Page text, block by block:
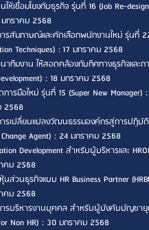
ให้เชื่อมโยงกับธุรกิจ รุ่นที่ 16 (Job Re-
มกราคม 2568
รสัมภาษณ์และคัดเลือกพนักงานใหม่ รุ่นที่
Techniques) : 17 มกราคม 2568
ทีมงาน ให้สอดคล้องกับทิศทางธุรกิจและก
: 18 มกราคม 2568
ารมือใหม่ รุ่นที่ 15 (Super New Manager)
2568
รเปลี่ยนแปลงวัฒนธรรมองค์กรสู่การปฏิบั
Change Agent) : 24 มกราคม 2568
Development สำหรับผู้บริหารและ
คม 2568
นส่วนธุรกิจแบบ HR Business Partner
คม 2568
รบริหารงานบุคคล สำหรับผู้บังคับบัญชายุ
Non HR) : 30 มกราคม 2568